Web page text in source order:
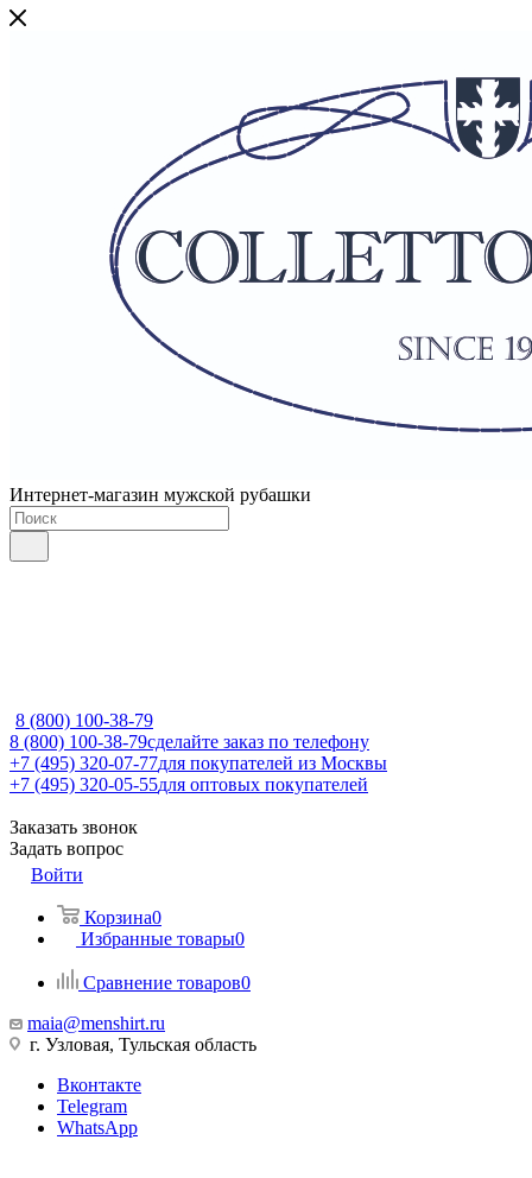
Интернет-магазин мужской рубашки
8 (800) 100-38-79
8 (800) 100-38-79сделайте заказ по телефону
+7 (495) 320-07-77для покупателей из Москвы
+7 (495) 320-05-55для оптовых покупателей
Заказать звонок
Задать вопрос
Войти
Корзина0
Избранные товары0
Сравнение товаров0
maia@menshirt.ru
г. Узловая, Тульская область
Вконтакте
Telegram
WhatsApp